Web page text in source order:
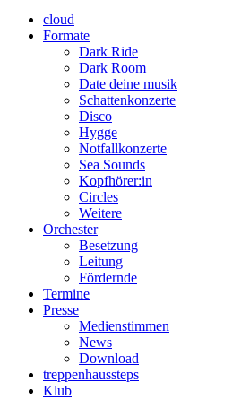
cloud
Formate
Dark Ride
Dark Room
Date deine musik
Schattenkonzerte
Disco
Hygge
Notfallkonzerte
Sea Sounds
Kopfhörer:in
Circles
Weitere
Orchester
Besetzung
Leitung
Fördernde
Termine
Presse
Medienstimmen
News
Download
treppenhaussteps
Klub